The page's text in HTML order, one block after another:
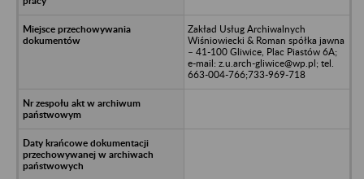
Zakład Usług Archiwalnych
Wiśniowiecki & Roman spółka jawna
– 41-100 Gliwice, Plac Piastów 6A;
e-mail: z.u.arch-gliwice@wp.pl; tel.
663-004-766;733-969-718